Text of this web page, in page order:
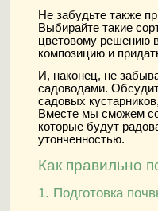
Не забудьте также
Выбирайте такие
цветовому решению
композицию и
И, наконец, не
садоводами.
садовых
Вместе мы сможем
которые будут
утонченностью.
Как правильно
1. Подготовка